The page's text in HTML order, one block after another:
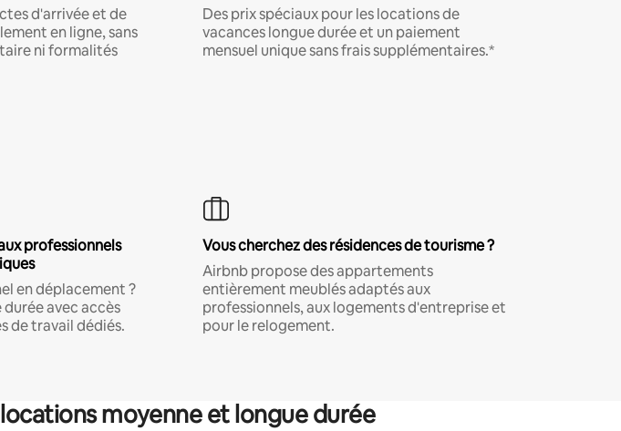
d'arrivée et de
en ligne, sans
ni formalités
Des prix spéciaux pour les locations de
vacances longue durée et un paiement
mensuel unique sans frais supplémentaires.*
professionnels
en déplacement ?
avec accès
de travail dédiés.
Vous cherchez des résidences de tourisme ?
Airbnb propose des appartements
entièrement meublés adaptés aux
professionnels, aux logements d'entreprise et
pour le relogement.
moyenne et longue durée